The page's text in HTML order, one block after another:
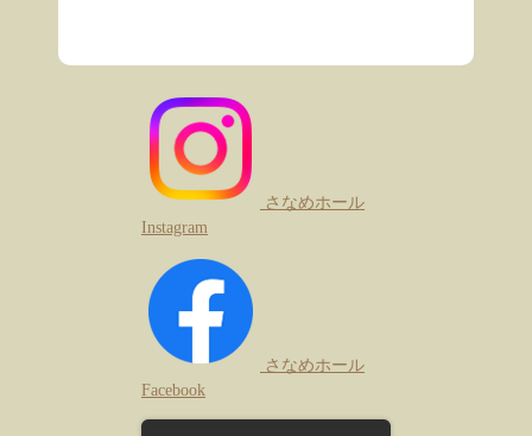
さなめホール
Instagram
さなめホール
Facebook